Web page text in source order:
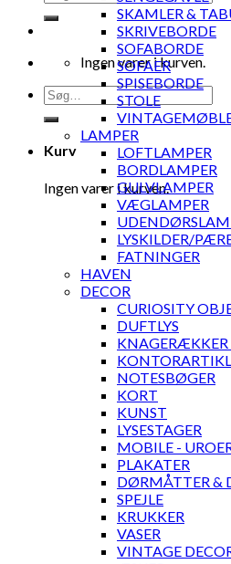
efter:
Ingen varer i kurven.
Søg
efter:
Kurv
Ingen varer i kurven.
SKAMLER &
SKRIVEBORDE
SOFABORDE
SOFAER
SPISEBORDE
STOLE
LAMPER
LOFTLAMPER
BORDLAMPER
GULVLAMPER
VÆGLAMPER
LYSKILDER/
FATNINGER
HAVEN
DECOR
CURIOSITY
DUFTLYS
KNAGERÆKKER
NOTESBØGER
KORT
KUNST
LYSESTAGER
MOBILE -
PLAKATER
DØRMÅTTER &
SPEJLE
KRUKKER
VASER
VINTAGE